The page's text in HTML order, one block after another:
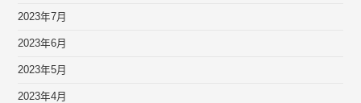
2023年7月
2023年6月
2023年5月
2023年4月